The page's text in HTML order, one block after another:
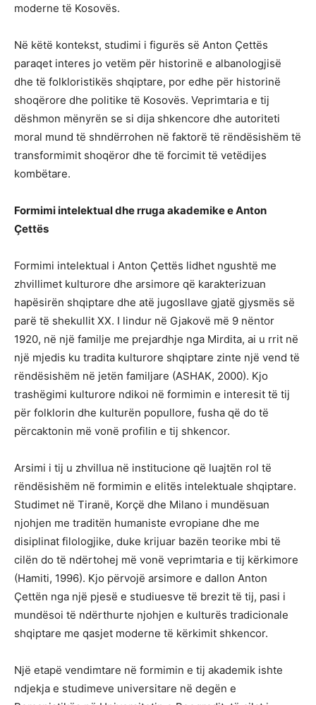
moderne të Kosovës.
Në këtë kontekst, studimi i figurës së Anton Çettës
paraqet interes jo vetëm për historinë e albanologjisë
dhe të folkloristikës shqiptare, por edhe për historinë
shoqërore dhe politike të Kosovës. Veprimtaria e tij
dëshmon mënyrën se si dija shkencore dhe autoriteti
moral mund të shndërrohen në faktorë të rëndësishëm të
transformimit shoqëror dhe të forcimit të vetëdijes
kombëtare.
Formimi intelektual dhe rruga akademike e Anton
Çettës
Formimi intelektual i Anton Çettës lidhet ngushtë me
zhvillimet kulturore dhe arsimore që karakterizuan
hapësirën shqiptare dhe atë jugosllave gjatë gjysmës së
parë të shekullit XX. I lindur në Gjakovë më 9 nëntor
1920, në një familje me prejardhje nga Mirdita, ai u rrit në
një mjedis ku tradita kulturore shqiptare zinte një vend të
rëndësishëm në jetën familjare (ASHAK, 2000). Kjo
trashëgimi kulturore ndikoi në formimin e interesit të tij
për folklorin dhe kulturën popullore, fusha që do të
përcaktonin më vonë profilin e tij shkencor.
Arsimi i tij u zhvillua në institucione që luajtën rol të
rëndësishëm në formimin e elitës intelektuale shqiptare.
Studimet në Tiranë, Korçë dhe Milano i mundësuan
njohjen me traditën humaniste evropiane dhe me
disiplinat filologjike, duke krijuar bazën teorike mbi të
cilën do të ndërtohej më vonë veprimtaria e tij kërkimore
(Hamiti, 1996). Kjo përvojë arsimore e dallon Anton
Çettën nga një pjesë e studiuesve të brezit të tij, pasi i
mundësoi të ndërthurte njohjen e kulturës tradicionale
shqiptare me qasjet moderne të kërkimit shkencor.
Një etapë vendimtare në formimin e tij akademik ishte
ndjekja e studimeve universitare në degën e